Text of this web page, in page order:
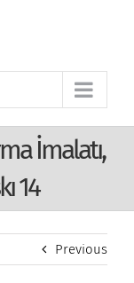
İmalatı,
14
Previous